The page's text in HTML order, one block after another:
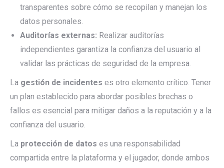
transparentes sobre cómo se recopilan y manejan los
datos personales.
Auditorías externas: Realizar auditorías
independientes garantiza la confianza del usuario al
validar las prácticas de seguridad de la empresa.
La gestión de incidentes es otro elemento crítico. Tener
un plan establecido para abordar posibles brechas o
fallos es esencial para mitigar daños a la reputación y a la
confianza del usuario.
La protección de datos es una responsabilidad
compartida entre la plataforma y el jugador, donde ambos